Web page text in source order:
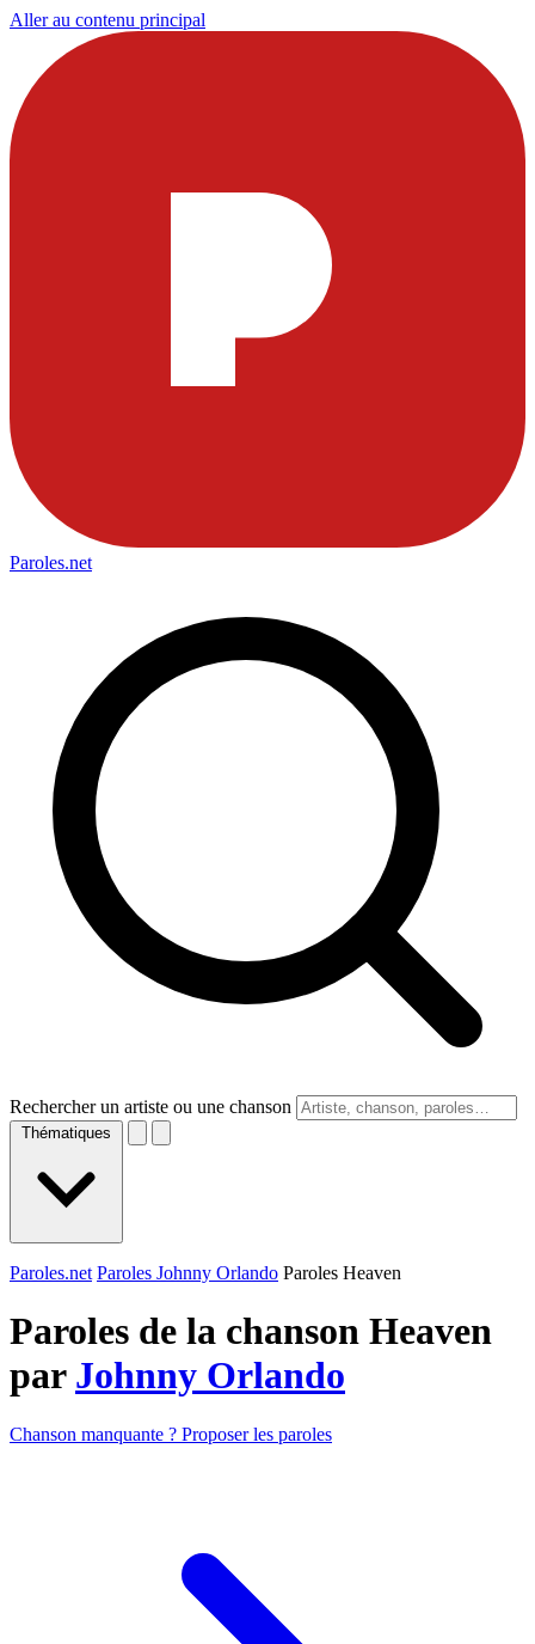
Aller au contenu principal
Paroles.net
Rechercher un artiste ou une chanson
Thématiques
Paroles.net Paroles Johnny Orlando Paroles Heaven
Paroles de la chanson Heaven
par Johnny Orlando
Chanson manquante ? Proposer les paroles